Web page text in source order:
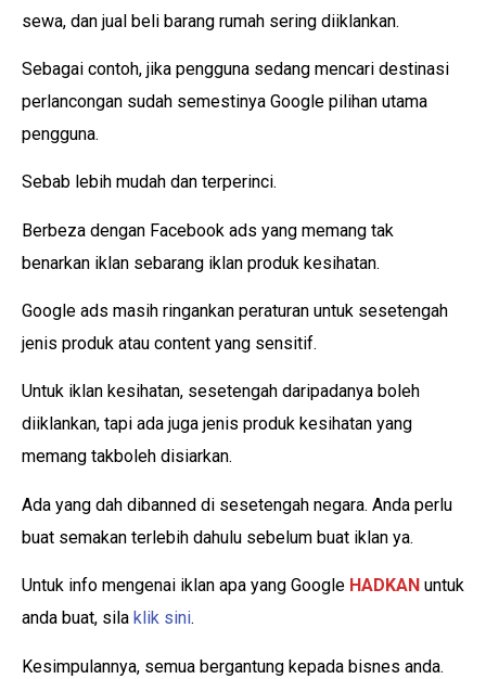
sewa, dan jual beli barang rumah sering diiklankan.
Sebagai contoh, jika pengguna sedang mencari destinasi
perlancongan sudah semestinya Google pilihan utama
pengguna.
Sebab lebih mudah dan terperinci.
Berbeza dengan Facebook ads yang memang tak
benarkan iklan sebarang iklan produk kesihatan.
Google ads masih ringankan peraturan untuk sesetengah
jenis produk atau content yang sensitif.
Untuk iklan kesihatan, sesetengah daripadanya boleh
diiklankan, tapi ada juga jenis produk kesihatan yang
memang takboleh disiarkan.
Ada yang dah dibanned di sesetengah negara. Anda perlu
buat semakan terlebih dahulu sebelum buat iklan ya.
Untuk info mengenai iklan apa yang Google HADKAN untuk
anda buat, sila klik sini.
Kesimpulannya, semua bergantung kepada bisnes anda.